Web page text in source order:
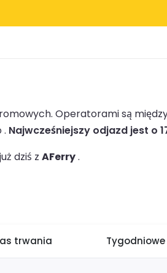
Operatorami są
. Najwcześniejszy odjazd jest o
dziś z AFerry.
trwania